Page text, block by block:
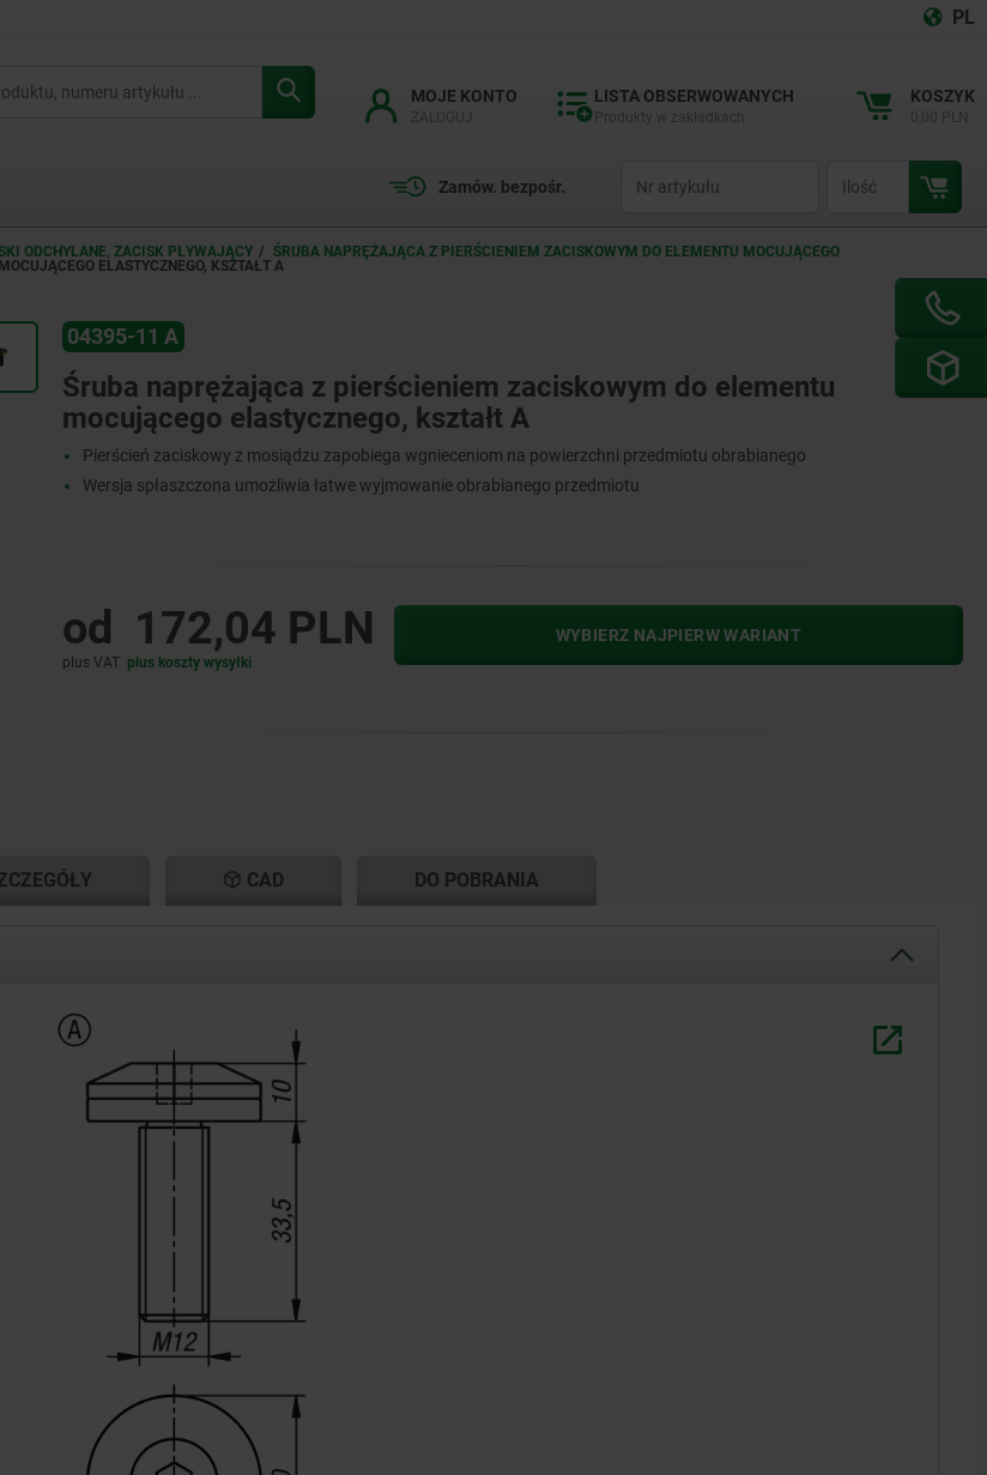
PL
MOJE KONTO LISTA OBSERWOWANYCH KOSZYK
Zamów. bezpośr.
ODCHYLANE, ZACISK PŁYWAJĄCY
ŚRUBA NAPRĘŻAJĄCA Z PIERŚCIENIEM ZACISKOWYM DO ELEMENTU MOCUJĄCEGO
ELASTYCZNEGO, KSZTAŁT A
04395-11 A
Śruba naprężająca z pierścieniem zaciskowym do elementu
mocującego elastycznego, kształt A
Pierścień zaciskowy z mosiądzu zapobiega wgnieceniom na powierzchni przedmiotu obrabianego
Wersja spłaszczona umożliwia łatwe wyjmowanie obrabianego przedmiotu
od 172,04 PLN
plus VAT plus koszty wysyłki
WYBIERZ NAJPIERW WARIANT
CAD DO POBRANIA